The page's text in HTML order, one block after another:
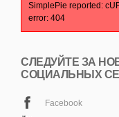
SimplePie reported:
error: 404
СЛЕДУЙТЕ ЗА
СОЦИАЛЬНЫХ
Facebook